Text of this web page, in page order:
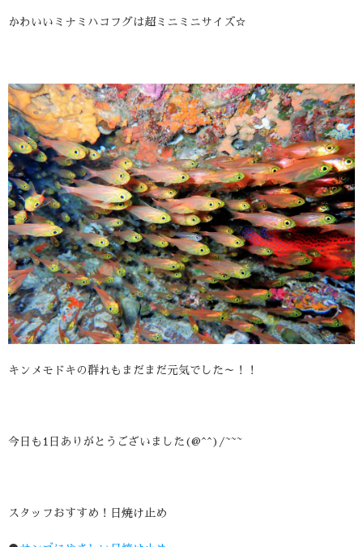
かわいいミナミハコフグは超ミニミニサイズ☆
キンメモドキの群れもまだまだ元気でした～！！
今日も1日ありがとうございました(@^^)/~~~
スタッフおすすめ！日焼け止め